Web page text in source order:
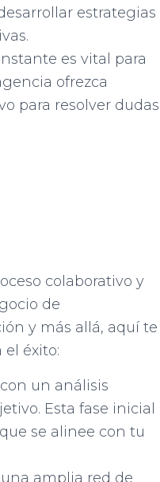
estrategias
es vital para
ofrezca
para resolver dudas
colaborativo y
de
y más allá, aquí te
éxito:
un análisis
Esta fase inicial
se alinee con tu
amplia red de